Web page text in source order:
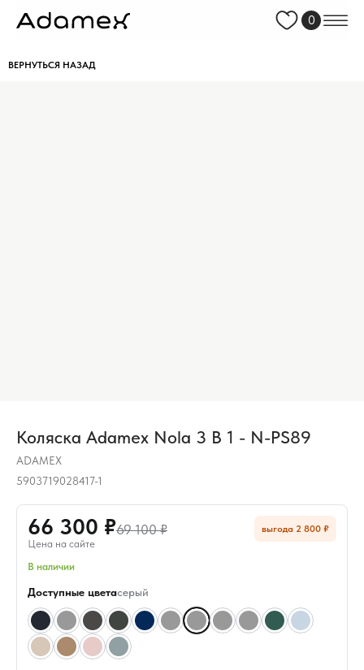
0
ВЕРНУТЬСЯ НАЗАД
Коляска Adamex Nola 3 В 1 - N-PS89
ADAMEX
5903719028417-1
66 300 ₽69 100 ₽
Цена на сайте
выгода 2 800 ₽
В наличии
Доступные цветасерый